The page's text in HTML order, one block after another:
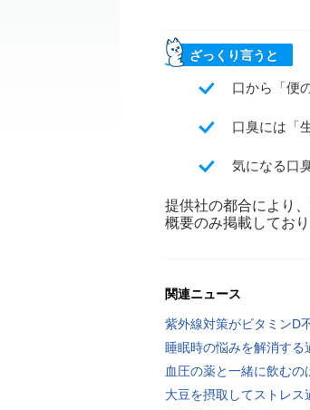
ざっくり言うと
口から「便
口臭には「
気になる口
提供社の都合により
概要のみ掲載しており
関連ニュース
紫外線対策がビタミンD
睡眠時の悩みを解消する
血圧の薬と一緒に飲むの
大豆を摂取してストレス